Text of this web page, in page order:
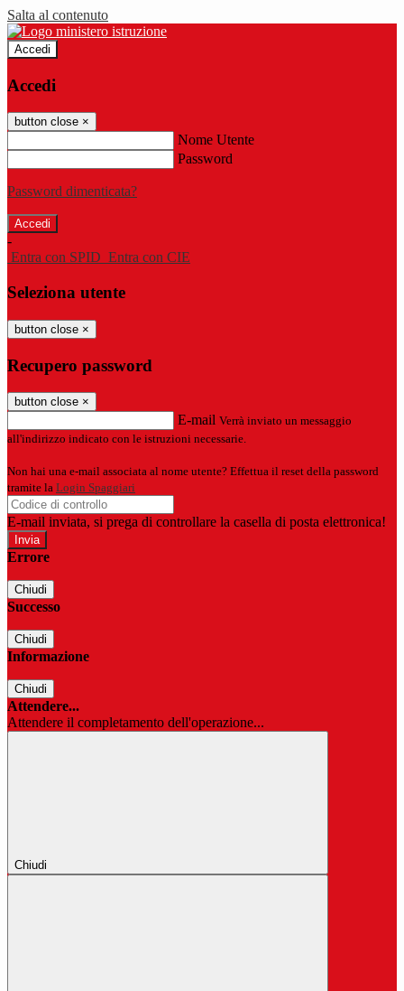
Salta al contenuto
Accedi
Accedi
button close ×
Nome Utente
Password
Password dimenticata?
-
Entra con SPID Entra con CIE
Seleziona utente
button close ×
Recupero password
button close ×
E-mail Verrà inviato un messaggio
all'indirizzo indicato con le istruzioni necessarie.
Non hai una e-mail associata al nome utente? Effettua il reset della password
tramite la Login Spaggiari
E-mail inviata, si prega di controllare la casella di posta elettronica!
Errore
Chiudi
Successo
Chiudi
Informazione
Chiudi
Attendere...
Attendere il completamento dell'operazione...
Chiudi